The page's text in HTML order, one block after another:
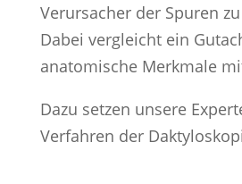
Verursacher der Spuren
Dabei vergleicht ein
anatomische Merkmale
Dazu setzen unsere
Verfahren der